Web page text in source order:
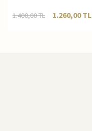
1.400,00TL 1.260,00TL